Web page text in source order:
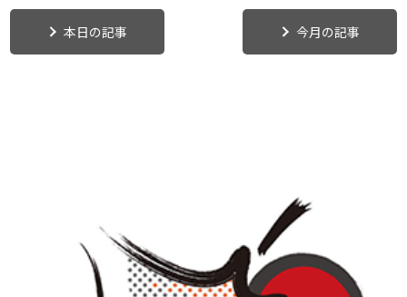
本日の記事 今月の記事